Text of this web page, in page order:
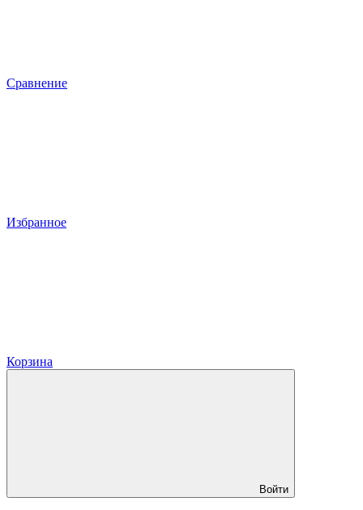
Сравнение
Избранное
Корзина
Войти